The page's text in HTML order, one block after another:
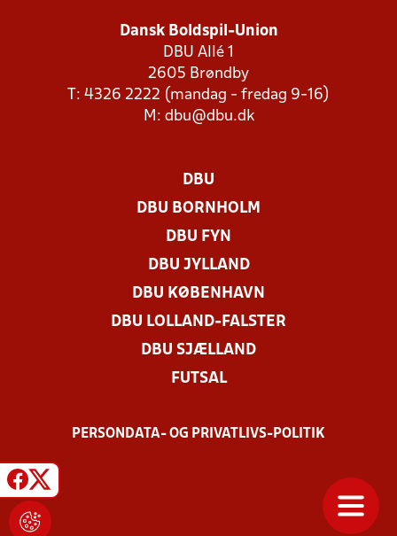
Dansk Boldspil-Union
DBU Allé 1
2605 Brøndby
T: 4326 2222 (mandag - fredag 9-16)
M: dbu@dbu.dk
DBU
DBU BORNHOLM
DBU FYN
DBU JYLLAND
DBU KØBENHAVN
DBU LOLLAND-FALSTER
DBU SJÆLLAND
FUTSAL
PERSONDATA- OG PRIVATLIVS-POLITIK